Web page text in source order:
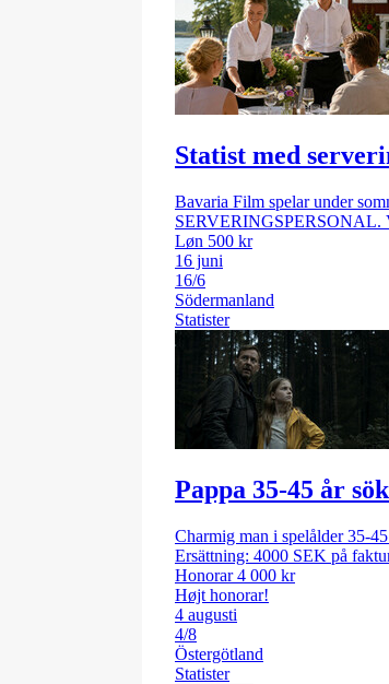
Statist med
Bavaria Film spelar under
SERVERINGSPERSONAL.
Løn 500 kr
16 juni
16/6
Södermanland
Statister
Pappa 35-45 år
Charmig man i spelålder 35-
Ersättning: 4000 SEK på
Honorar 4 000 kr
Højt honorar!
4 augusti
4/8
Östergötland
Statister